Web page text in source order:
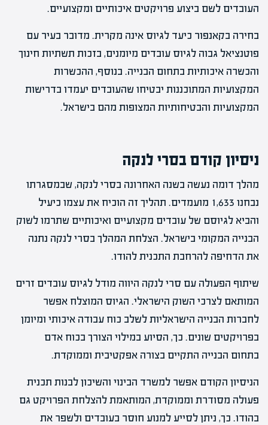
העובדים לשם ביצוע פרויקטים איכותיים ומקצועיים.
בחירה בקאנפור כיעד לגיוס אינה מקרית. מדובר בעיר עם
פוטנציאל גבוה לגיוס עובדים מיומנים, בזכות תשתיות חינוך
והכשרה איכותיות בתחום הבנייה. בנוסף, ההכשרות
המקצועיות המתוכננות יבטיחו שהעובדים יעמדו בדרישות
המקצועיות והבטיחותיות המצופות מהם בישראל.
ניסיון קודם בסרי לנקה
מהלך דומה נעשה בשנה האחרונה בסרי לנקה, שבמסגרתו
נבחנו 1,633 מועמדים. תהליך זה הוכיח את עצמו כיעיל
והביא לגיוסם של עובדים מקצועיים ואיכותיים שתרמו לשוק
הבנייה המקומי בישראל. הצלחת המהלך בסרי לנקה נתנה
את הדחיפה להרחבת התכנית להודו.
שיתוף הפעולה עם סרי לנקה היווה מודל לגיוס עובדים זרים
המותאם לצרכי השוק הישראלי. הגיוס המוצלח אפשר
לחברות הבנייה הישראליות לשלב כוח עבודה איכותי ומיומן
בפרויקטים שונים. כך, הסיוע במילוי הצורך בכוח אדם
בתחום הבנייה התקיים בצורה אפקטיבית וממוקדת.
הניסיון הקודם אפשר למשרד הבינוי והשיכון לבנות תכנית
פעולה מסודרת וממוקדת, המותאמת להצלחת הפרויקט גם
בהודו. כך, ניתן לסייע למנוע חוסר בעובדים ולשפר את